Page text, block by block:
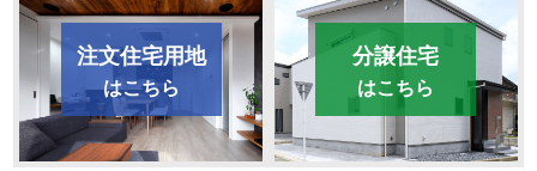
注文住宅用地
はこちら
分譲住宅
はこちら